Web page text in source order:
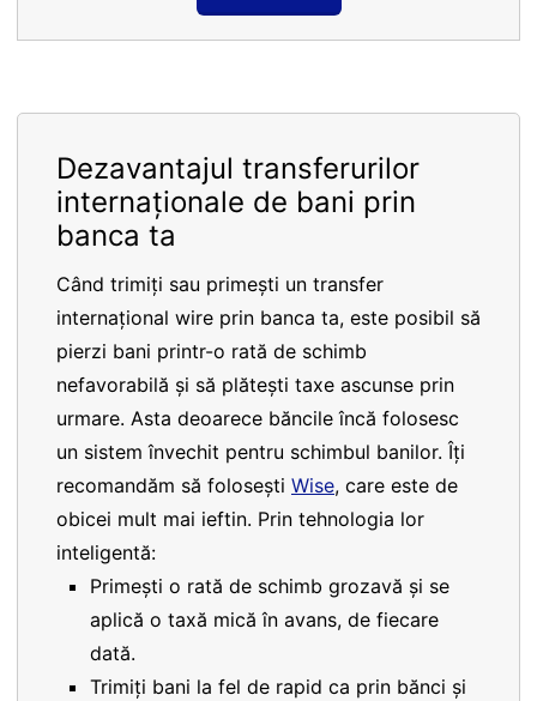
Dezavantajul transferurilor
internaționale de bani prin
banca ta
Când trimiți sau primești un transfer
internațional wire prin banca ta, este posibil să
pierzi bani printr-o rată de schimb
nefavorabilă și să plătești taxe ascunse prin
urmare. Asta deoarece băncile încă folosesc
un sistem învechit pentru schimbul banilor. Îți
recomandăm să folosești Wise, care este de
obicei mult mai ieftin. Prin tehnologia lor
inteligentă:
Primești o rată de schimb grozavă și se
aplică o taxă mică în avans, de fiecare
dată.
Trimiți bani la fel de rapid ca prin bănci și